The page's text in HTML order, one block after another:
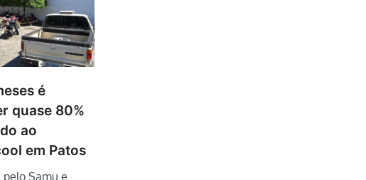
é
quase 80%
ao
em Patos
Samu e